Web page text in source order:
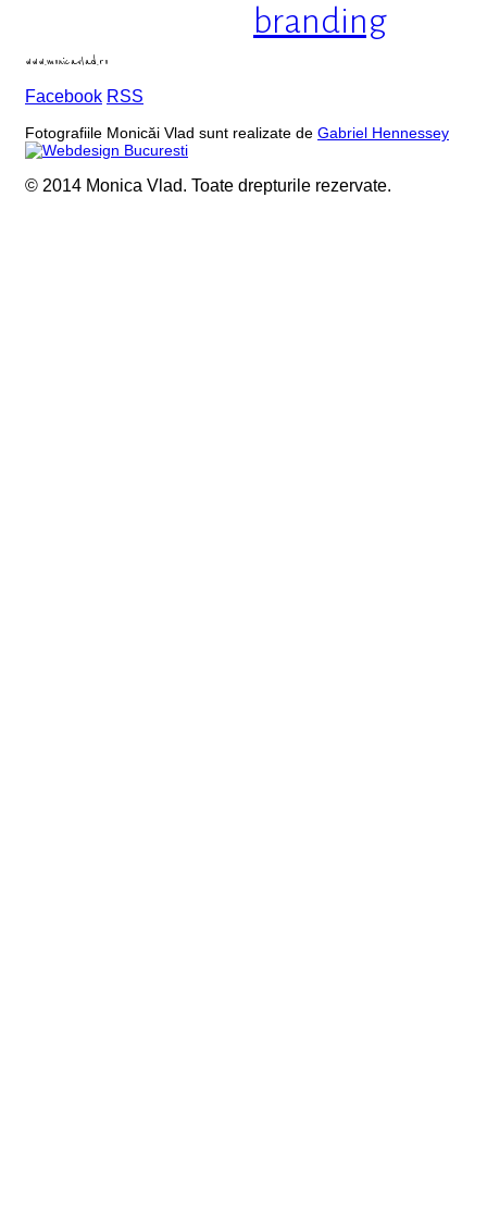
branding
www.monicavlad.ro
Facebook RSS
Fotografiile Monicăi Vlad sunt realizate de Gabriel Hennessey
© 2014 Monica Vlad. Toate drepturile rezervate.